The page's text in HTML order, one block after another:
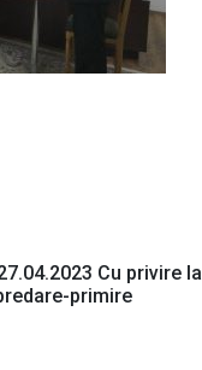
Cu privire la
primire